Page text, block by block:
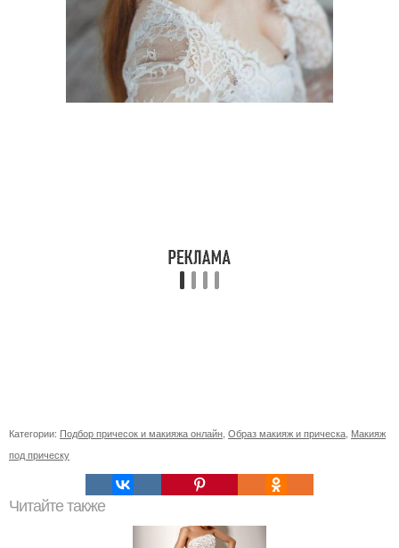
Категории: Подбор причесок и макияжа онлайн, Образ макияж и прическа, Макияж
под прическу
Читайте также